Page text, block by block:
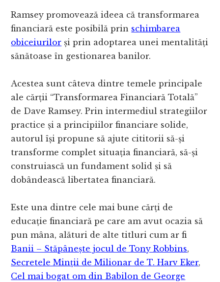
Ramsey promovează ideea că transformarea
financiară este posibilă prin schimbarea
obiceiurilor și prin adoptarea unei mentalități
sănătoase în gestionarea banilor.
Acestea sunt câteva dintre temele principale
ale cărții “Transformarea Financiară Totală”
de Dave Ramsey. Prin intermediul strategiilor
practice și a principiilor financiare solide,
autorul își propune să ajute cititorii să-și
transforme complet situația financiară, să-și
construiască un fundament solid și să
dobândească libertatea financiară.
Este una dintre cele mai bune cărți de
educație financiară pe care am avut ocazia să
pun mâna, alături de alte titluri cum ar fi
Banii – Stăpânește jocul de Tony Robbins,
Secretele Minții de Milionar de T. Harv Eker,
Cel mai bogat om din Babilon de George